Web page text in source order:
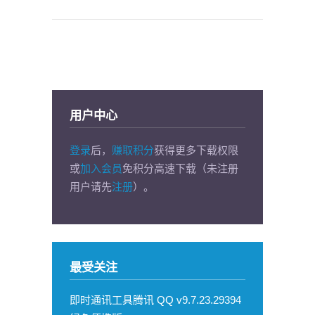
用户中心
登录后， 赚取积分获得更多下载权限
或加入会员免积分高速下载（未注册
用户请先注册）。
最受关注
即时通讯工具腾讯 QQ v9.7.23.29394